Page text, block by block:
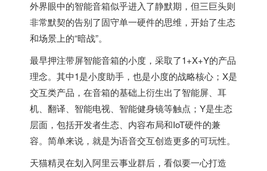
外界眼中的智能音箱似乎进入了静默期，但三巨头则
非常默契的告别了固守单一硬件的思维，开始了生态
和场景上的“暗战”。
最早押注带屏智能音箱的小度，采取了1+X+Y的产品
理念。其中1是小度助手，也是小度的战略核心；X是
交互类产品，在音箱的基础上衍生出了智能屏、耳
机、翻译、智能电视、智能健身镜等触点；Y是生态
层面，包括开发者生态、内容布局和IoT硬件的兼
容。简单来说，就是为语音交互创造更多的可玩性。
天猫精灵在划入阿里云事业群后，看似要一心打造